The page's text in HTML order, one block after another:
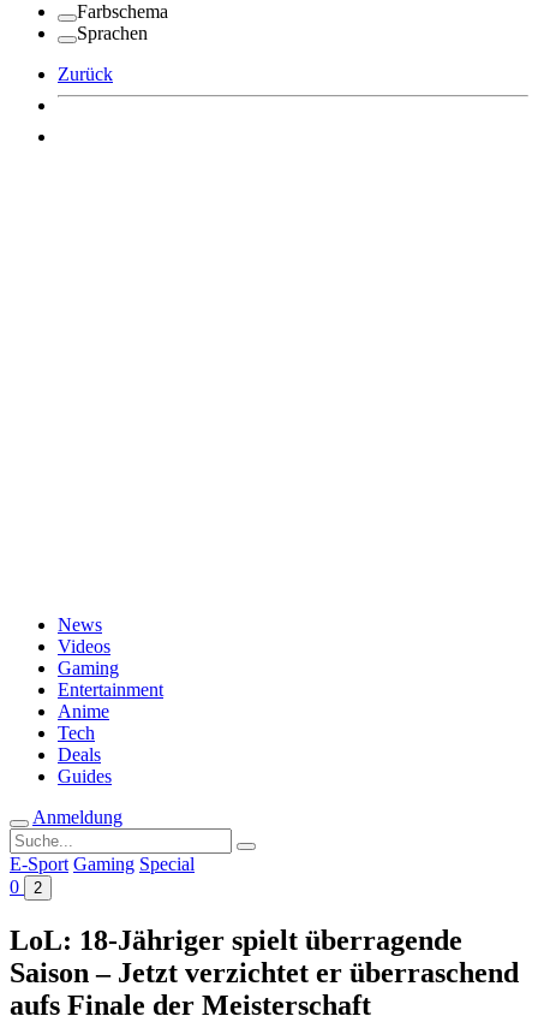
Farbschema
Sprachen
Zurück
News
Videos
Gaming
Entertainment
Anime
Tech
Deals
Guides
Anmeldung
Suche
nach:
E-Sport Gaming Special
0
2
LoL: 18-Jähriger spielt überragende
Saison – Jetzt verzichtet er überraschend
aufs Finale der Meisterschaft